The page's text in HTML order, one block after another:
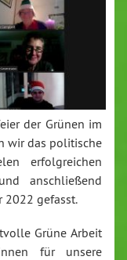
der Grünen im
wir das po­li­ti­sche
er­folg­rei­chen
an­schlie­ßend
2022 gefasst.
Grüne Arbeit
für unsere